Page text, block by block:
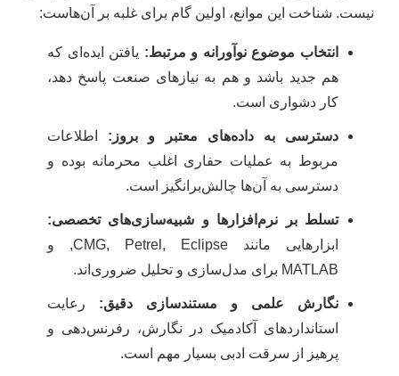
نیست. شناخت این موانع، اولین گام برای غلبه بر آن‌هاست:
انتخاب موضوع نوآورانه و مرتبط: یافتن ایده‌ای که
هم جدید باشد و هم به نیازهای صنعت پاسخ دهد،
کار دشواری است.
دسترسی به داده‌های معتبر و بروز: اطلاعات
مربوط به عملیات حفاری اغلب محرمانه بوده و
دسترسی به آن‌ها چالش‌برانگیز است.
تسلط بر نرم‌افزارها و شبیه‌سازی‌های تخصصی:
ابزارهایی مانند CMG, Petrel, Eclipse, و
MATLAB برای مدل‌سازی و تحلیل ضروری‌اند.
نگارش علمی و مستندسازی دقیق: رعایت
استانداردهای آکادمیک در نگارش، رفرنس‌دهی و
پرهیز از سرقت ادبی بسیار مهم است.